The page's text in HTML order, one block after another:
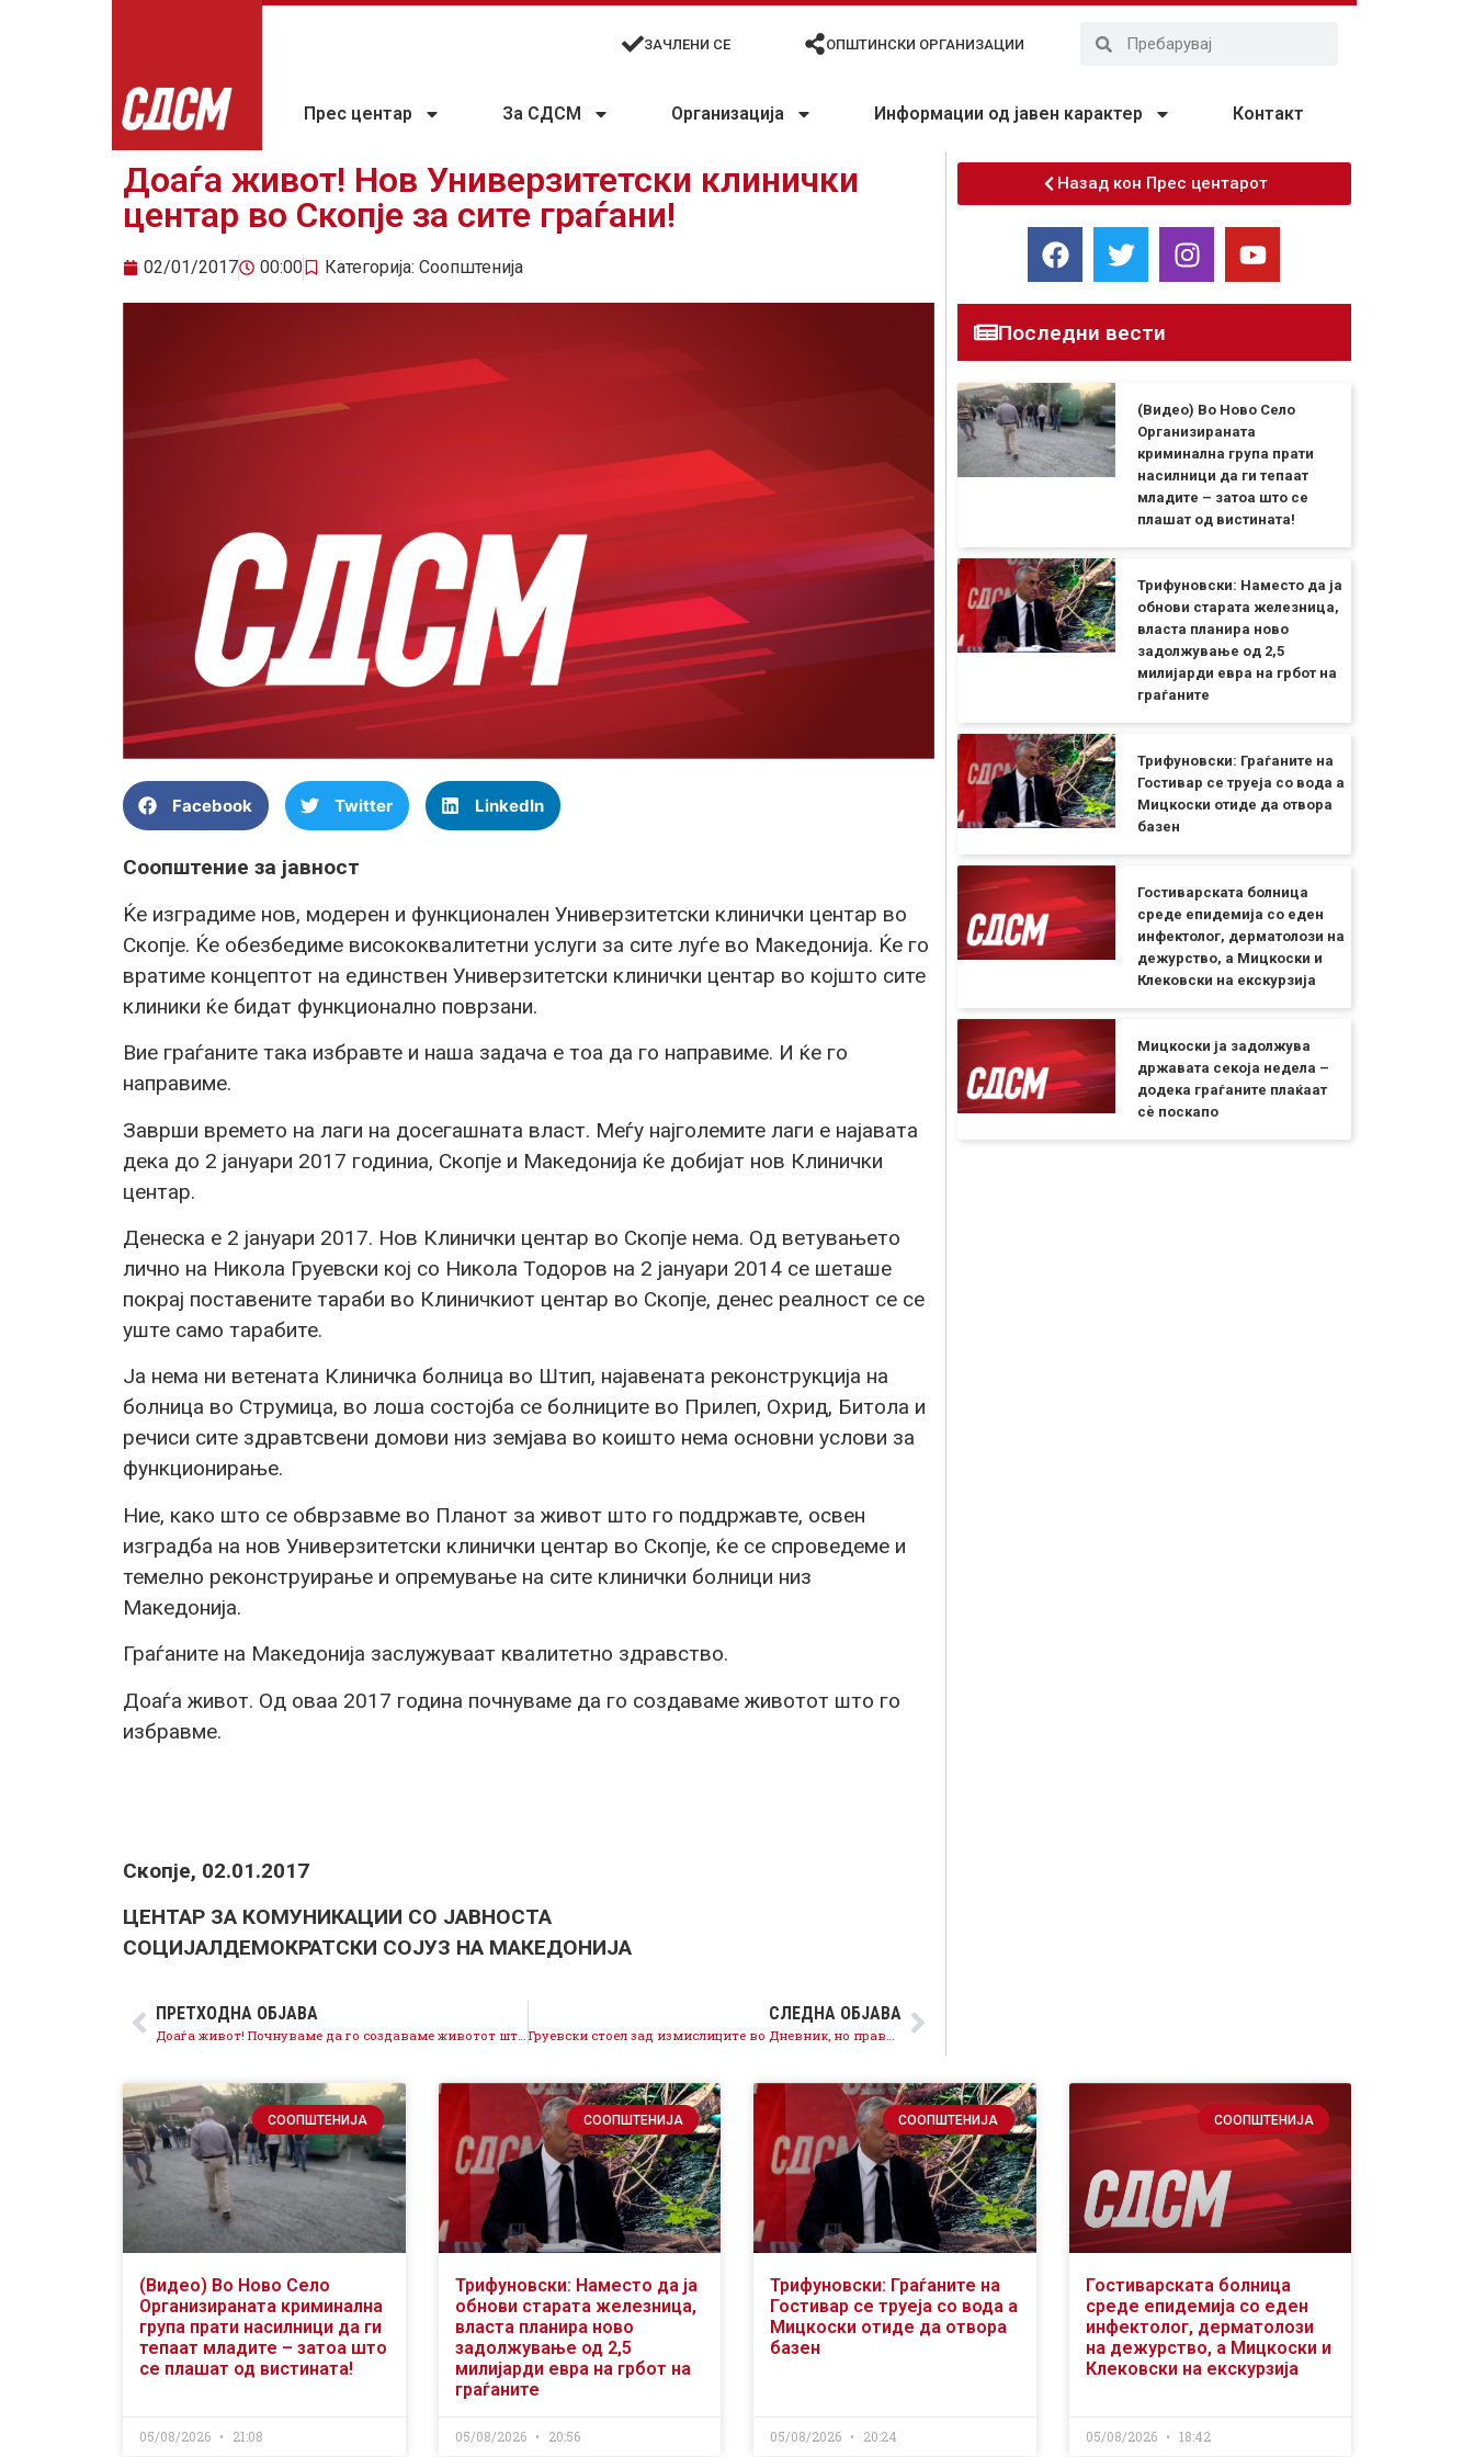
ЗАЧЛЕНИ СЕ ОПШТИНСКИ ОРГАНИЗАЦИИ
Прес центар За СДСМ Организација Информации од јавен карактер Контакт
Доаѓа живот! Нов Универзитетски клинички
центар во Скопје за сите граѓани!
02/01/2017 00:00 Категорија: Соопштенија
Facebook Twitter LinkedIn
Соопштение за јавност
Ќе изградиме нов, модерен и функционален Универзитетски клинички центар во
Скопје. Ќе обезбедиме висококвалитетни услуги за сите луѓе во Македонија. Ќе го
вратиме концептот на единствен Универзитетски клинички центар во којшто сите
клиники ќе бидат функционално поврзани.
Вие граѓаните така избравте и наша задача е тоа да го направиме. И ќе го
направиме.
Заврши времето на лаги на досегашната власт. Меѓу најголемите лаги е најавата
дека до 2 јануари 2017 годиниа, Скопје и Македонија ќе добијат нов Клинички
центар.
Денеска е 2 јануари 2017. Нов Клинички центар во Скопје нема. Од ветувањето
лично на Никола Груевски кој со Никола Тодоров на 2 јануари 2014 се шеташе
покрај поставените тараби во Клиничкиот центар во Скопје, денес реалност се се
уште само тарабите.
Ја нема ни ветената Клиничка болница во Штип, најавената реконструкција на
болница во Струмица, во лоша состојба се болниците во Прилеп, Охрид, Битола и
речиси сите здравтсвени домови низ земјава во коишто нема основни услови за
функционирање.
Ние, како што се обврзавме во Планот за живот што го поддржавте, освен
изградба на нов Универзитетски клинички центар во Скопје, ќе се спроведеме и
темелно реконструирање и опремување на сите клинички болници низ
Македонија.
Граѓаните на Македонија заслужуваат квалитетно здравство.
Доаѓа живот. Од оваа 2017 година почнуваме да го создаваме животот што го
избравме.
Скопје, 02.01.2017
ЦЕНТАР ЗА КОМУНИКАЦИИ СО ЈАВНОСТА
СОЦИЈАЛДЕМОКРАТСКИ СОЈУЗ НА МАКЕДОНИЈА
ПРЕТХОДНА ОБЈАВА
Доаѓа живот! Почнуваме да го создаваме животот што го избравме!
СЛЕДНА ОБЈАВА
Груевски стоел зад измислиците во Дневник, но правдата и промените не може да ги спречи!
Назад кон Прес центарот
Последни вести
(Видео) Во Ново Село
Организираната
криминална група прати
насилници да ги тепаат
младите – затоа што се
плашат од вистината!
Трифуновски: Наместо да ја
обнови старата железница,
власта планира ново
задолжување од 2,5
милијарди евра на грбот на
граѓаните
Трифуновски: Граѓаните на
Гостивар се труеја со вода а
Мицкоски отиде да отвора
базен
Гостиварската болница
среде епидемија со еден
инфектолог, дерматолози на
дежурство, а Мицкоски и
Клековски на екскурзија
Мицкоски ја задолжува
државата секоја недела –
додека граѓаните плаќаат
сѐ поскапо
СООПШТЕНИЈА
(Видео) Во Ново Село
Организираната криминална
група прати насилници да ги
тепаат младите – затоа што
се плашат од вистината!
05/08/2026 21:08
СООПШТЕНИЈА
Трифуновски: Наместо да ја
обнови старата железница,
власта планира ново
задолжување од 2,5
милијарди евра на грбот на
граѓаните
05/08/2026 20:56
СООПШТЕНИЈА
Трифуновски: Граѓаните на
Гостивар се труеја со вода а
Мицкоски отиде да отвора
базен
05/08/2026 20:24
СООПШТЕНИЈА
Гостиварската болница
среде епидемија со еден
инфектолог, дерматолози
на дежурство, а Мицкоски и
Клековски на екскурзија
05/08/2026 18:42